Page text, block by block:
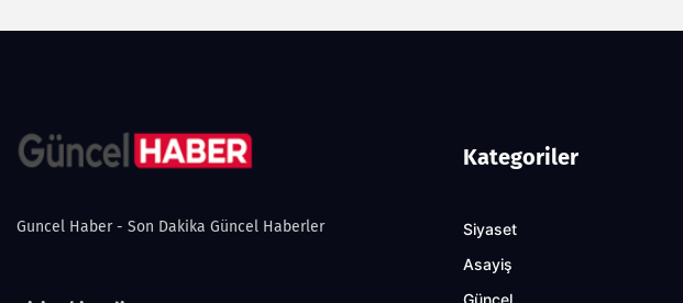
Guncel Haber - Son Dakika Güncel Haberler
Kategoriler
Siyaset
Asayiş